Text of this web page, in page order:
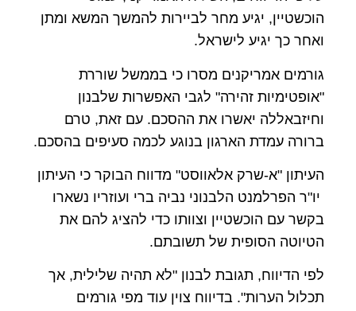
הוכשטיין, יגיע מחר לביירות להמשך המשא ומתן
ואחר כך יגיע לישראל.
גורמים אמריקנים מסרו כי בממשל שוררת
"אופטימיות זהירה" לגבי האפשרות שלבנון
וחיזבאללה יאשרו את ההסכם. עם זאת, טרם
ברורה עמדת הארגון בנוגע לכמה סעיפים בהסכם.
העיתון "א-שרק אלאווסט" מדווח הבוקר כי העיתון
יו"ר הפרלמנט הלבנוני נביה ברי ועוזריו נשארו
בקשר עם הוכשטיין וצוותו כדי להציג להם את
הטיוטה הסופית של תשובתם.
לפי הדיווח, תגובת לבנון "לא תהיה שלילית, אך
תכלול הערות". בדיווח צוין עוד מפי גורמים